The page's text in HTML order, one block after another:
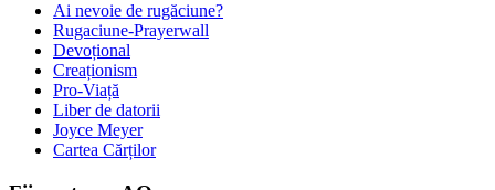
Ai nevoie de rugăciune?
Rugaciune-Prayerwall
Devoțional
Creaționism
Pro-Viață
Liber de datorii
Joyce Meyer
Cartea Cărților